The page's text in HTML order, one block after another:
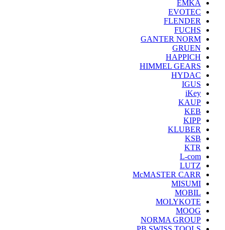
EMKA
EVOTEC
FLENDER
FUCHS
GANTER NORM
GRUEN
HAPPICH
HIMMEL GEARS
HYDAC
IGUS
iKey
KAUP
KEB
KIPP
KLUBER
KSB
KTR
L-com
LUTZ
McMASTER CARR
MISUMI
MOBIL
MOLYKOTE
MOOG
NORMA GROUP